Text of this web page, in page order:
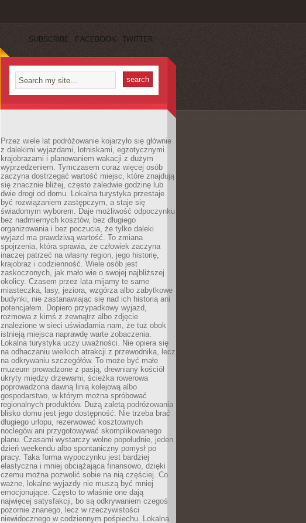
SUBSCRIBE FACEBOOK TWITTER
Przez wiele lat podróżowanie kojarzyło się głównie
z dalekimi wyjazdami, lotniskami, egzotycznymi
krajobrazami i planowaniem wakacji z dużym
wyprzedzeniem. Tymczasem coraz więcej osób
zaczyna dostrzegać wartość miejsc, które znajdują
się znacznie bliżej, często zaledwie godzinę lub
dwie drogi od domu. Lokalna turystyka przestaje
być rozwiązaniem zastępczym, a staje się
świadomym wyborem. Daje możliwość odpoczynku
bez nadmiernych kosztów, bez długiego
organizowania i bez poczucia, że tylko daleki
wyjazd ma prawdziwą wartość. To zmiana
spojrzenia, która sprawia, że człowiek zaczyna
inaczej patrzeć na własny region, jego historię,
krajobraz i codzienność. Wiele osób jest
zaskoczonych, jak mało wie o swojej najbliższej
okolicy. Czasem przez lata mijamy te same
miasteczka, lasy, jeziora, wzgórza albo zabytkowe
budynki, nie zastanawiając się nad ich historią ani
potencjałem. Dopiero przypadkowy wyjazd,
rozmowa z kimś z zewnątrz albo zdjęcie
znalezione w sieci uświadamia nam, że tuż obok
istnieją miejsca naprawdę warte zobaczenia.
Lokalna turystyka uczy uważności. Nie opiera się
na odhaczaniu wielkich atrakcji z przewodnika, lecz
na odkrywaniu szczegółów. To może być małe
muzeum prowadzone z pasją, drewniany kościół
ukryty między drzewami, ścieżka rowerowa
poprowadzona dawną linią kolejową albo
gospodarstwo, w którym można spróbować
regionalnych produktów. Dużą zaletą podróżowania
blisko domu jest jego dostępność. Nie trzeba brać
długiego urlopu, rezerwować kosztownych
noclegów ani przygotowywać skomplikowanego
planu. Czasami wystarczy wolne popołudnie, jeden
dzień weekendu albo spontaniczny pomysł po
pracy. Taka forma wypoczynku jest bardziej
elastyczna i mniej obciążająca finansowo, dzięki
czemu można pozwolić sobie na nią częściej. Co
ważne, lokalne wyjazdy nie muszą być mniej
emocjonujące. Często to właśnie one dają
najwięcej satysfakcji, bo są odkrywaniem czegoś
pozornie znanego, lecz w rzeczywistości
niewidocznego w codziennym pośpiechu. Lokalna